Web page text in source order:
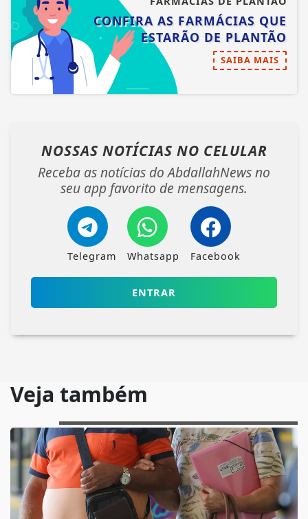
CONFIRA AS FARMÁCIAS QUE
ESTARÃO DE PLANTÃO
SAIBA MAIS
NOSSAS NOTÍCIAS NO CELULAR
Receba as notícias do AbdallahNews no
seu app favorito de mensagens.
Telegram Whatsapp Facebook
ENTRAR
Veja também